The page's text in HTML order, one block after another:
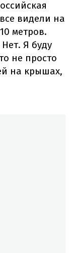
видели на
метров.
Я буду
не просто
на крышах,